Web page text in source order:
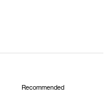
Recommended